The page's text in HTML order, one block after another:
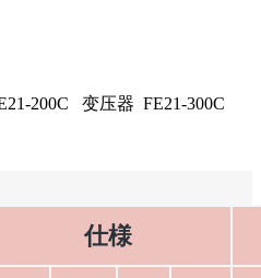
200C 变压器 FE21-300C
仕様